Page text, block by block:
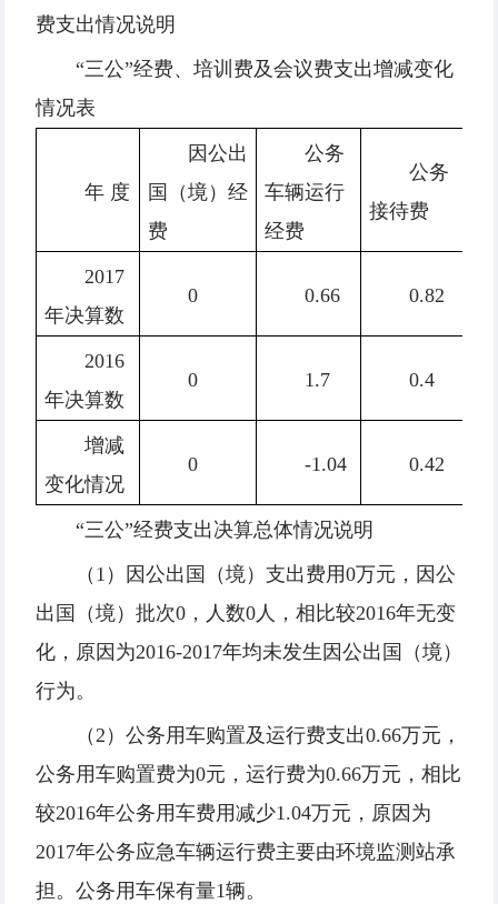
费支出情况说明
“三公”经费、培训费及会议费支出增减变化
情况表
年 度
因公出
国（境）经
费
公务
车辆运行
经费
公务
接待费
2017
年决算数
0 0.66 0.82
2016
年决算数
0 1.7 0.4
增减
变化情况
0 -1.04 0.42
“三公”经费支出决算总体情况说明
（1）因公出国（境）支出费用0万元，因公
出国（境）批次0，人数0人，相比较2016年无变
化，原因为2016-2017年均未发生因公出国（境）
行为。
（2）公务用车购置及运行费支出0.66万元，
公务用车购置费为0元，运行费为0.66万元，相比
较2016年公务用车费用减少1.04万元，原因为
2017年公务应急车辆运行费主要由环境监测站承
担。公务用车保有量1辆。